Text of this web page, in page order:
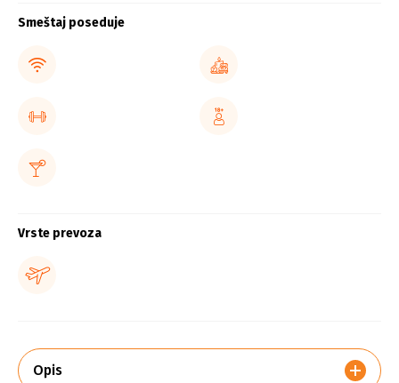
Smeštaj poseduje
Vrste prevoza
Opis